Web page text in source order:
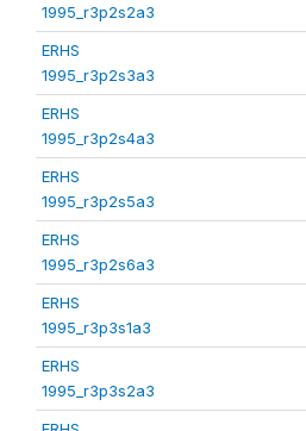
1995_r3p2s2a3
ERHS
1995_r3p2s3a3
ERHS
1995_r3p2s4a3
ERHS
1995_r3p2s5a3
ERHS
1995_r3p2s6a3
ERHS
1995_r3p3s1a3
ERHS
1995_r3p3s2a3